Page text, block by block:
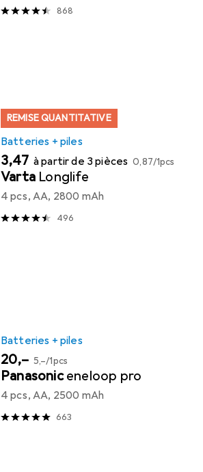
868
REMISE QUANTITATIVE
Batteries + piles
EUR
3,47 à partir de 3 pièces EUR
0,87/1pcs
Varta Longlife
4 pcs, AA, 2800 mAh
496
Batteries + piles
EUR
20,– EUR
5,–/1pcs
Panasonic eneloop pro
4 pcs, AA, 2500 mAh
663